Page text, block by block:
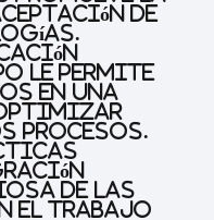
de
le permite
en una
procesos.
de las
el trabajo